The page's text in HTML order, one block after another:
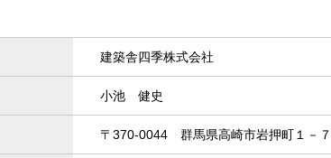
建築舎四季株式会社
小池 健史
〒370-0044 群馬県高崎市岩押町１－７